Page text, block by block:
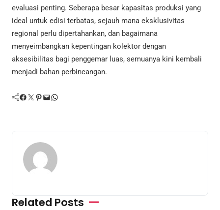
evaluasi penting. Seberapa besar kapasitas produksi yang
ideal untuk edisi terbatas, sejauh mana eksklusivitas
regional perlu dipertahankan, dan bagaimana
menyeimbangkan kepentingan kolektor dengan
aksesibilitas bagi penggemar luas, semuanya kini kembali
menjadi bahan perbincangan.
Facebook Twitter Pinterest Mail WhatsApp
Related Posts